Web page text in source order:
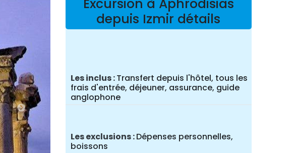
Excursion à Aphrodisias
depuis Izmir détails
Les inclus Transfert depuis l'hôtel, tous les
frais d'entrée, déjeuner, assurance, guide
anglophone
Les exclusions Dépenses personnelles,
boissons